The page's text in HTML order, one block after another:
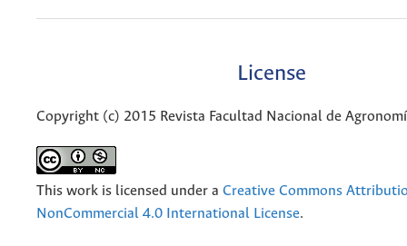
License
Copyright (c) 2015 Revista Facultad Nacional de
This work is licensed under a Creative Commons
NonCommercial 4.0 International License.